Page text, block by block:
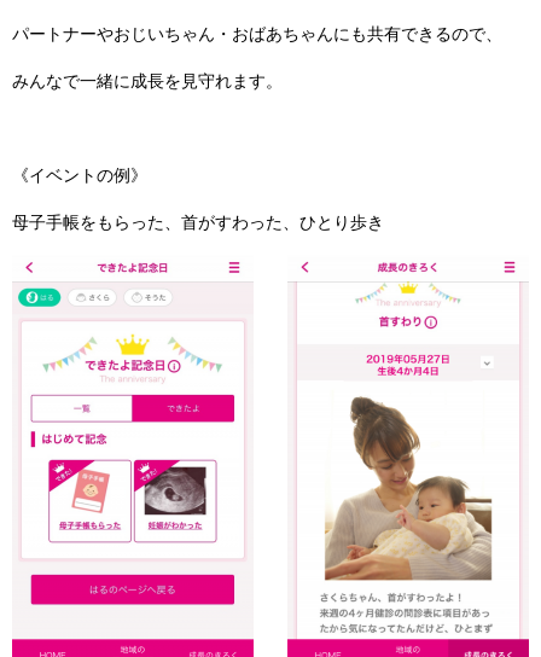
パートナーやおじいちゃん・おばあちゃんにも共有できるので、
みんなで一緒に成長を見守れます。
《イベントの例》
母子手帳をもらった、首がすわった、ひとり歩き